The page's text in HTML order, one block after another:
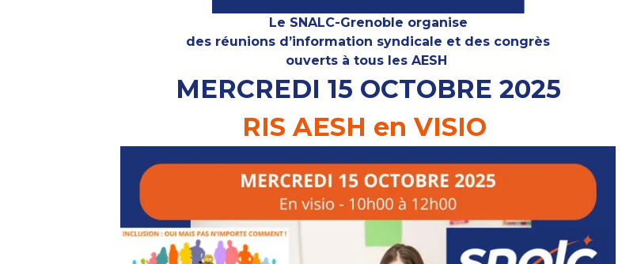
Le SNALC-Grenoble organise
des réunions d’information syndicale et des congrès
ouverts à tous les AESH
MERCREDI 15 OCTOBRE 2025
RIS AESH en VISIO